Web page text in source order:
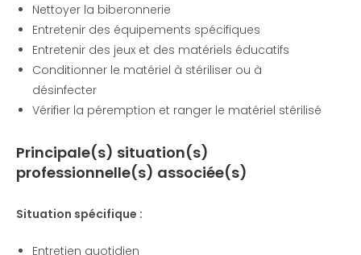
Nettoyer la biberonnerie
Entretenir des équipements spécifiques
Entretenir des jeux et des matériels éducatifs
Conditionner le matériel à stériliser ou à
désinfecter
Vérifier la péremption et ranger le matériel stérilisé
Principale(s) situation(s)
professionnelle(s) associée(s)
Situation spécifique :
Entretien quotidien